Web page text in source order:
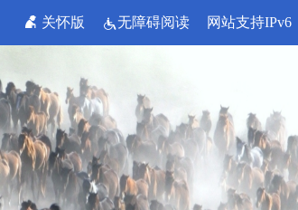
关怀版 无障碍阅读 网站支持IPv6